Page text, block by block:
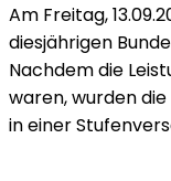
Am Freitag,
diesjährigen
Nachdem die
waren, wurden
in einer